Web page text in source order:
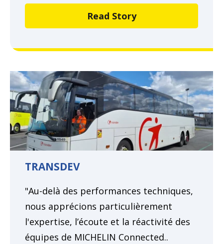
Read Story
TRANSDEV
"Au-delà des performances techniques,
nous apprécions particulièrement
l'expertise, l’écoute et la réactivité des
équipes de MICHELIN Connected..